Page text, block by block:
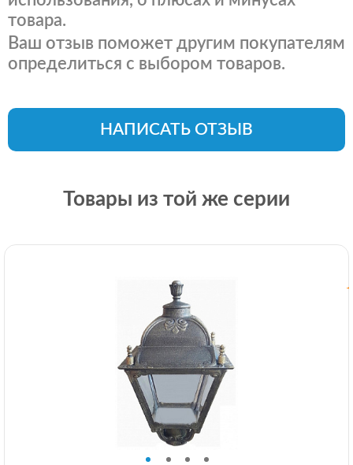
товара.
Ваш отзыв поможет другим покупателям
определиться с выбором товаров.
НАПИСАТЬ ОТЗЫВ
Товары из той же серии